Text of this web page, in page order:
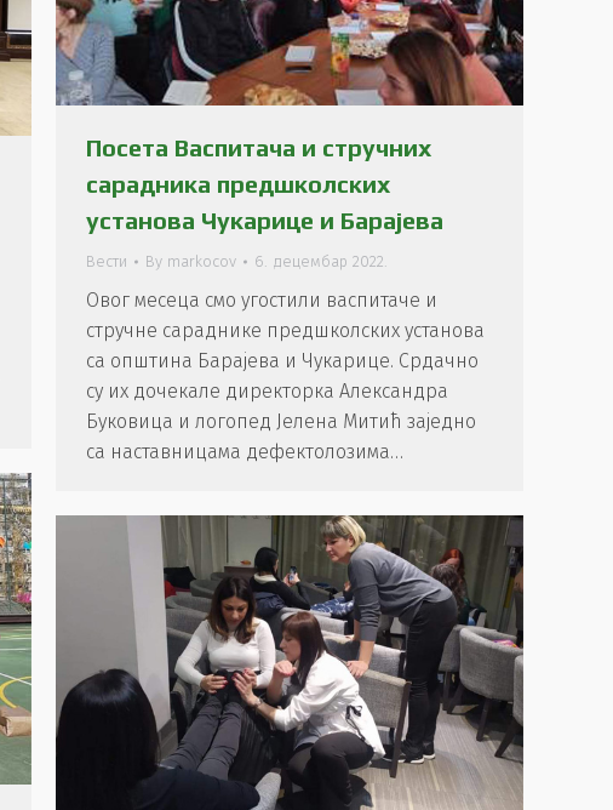
Посета Васпитача и стручних
сарадника предшколских
установа Чукарице и Барајева
Вести By markocov 6. децембар 2022.
Овог месеца смо угостили васпитаче и
стручне сараднике предшколских установа
са општина Барајева и Чукарице. Срдачно
су их дочекале директорка Александра
Буковица и логопед Јелена Митић заједно
са наставницама дефектолозима…